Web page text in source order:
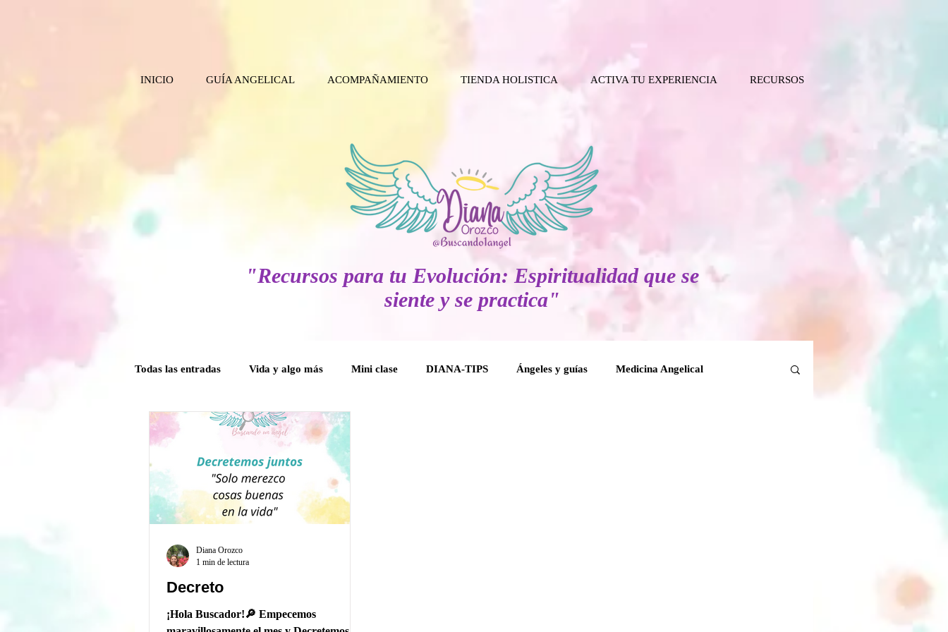
INICIO GUÍA ANGELICAL ACOMPAÑAMIENTO TIENDA HOLISTICA ACTIVA TU EXPERIENCIA RECURSOS
"Recursos para tu Evolución: Espiritualidad que se
siente y se practica"
Todas las entradas Vida y algo más Mini clase DIANA-TIPS Ángeles y guías Medicina Angelical
Poder Interior Mensaje angelical
Guía Mensual Herramientas Holísticas
Decreto
¡Hola Buscador!🔎 Empecemos
Diana Orozco
1 min de lectura